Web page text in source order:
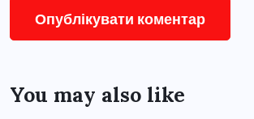
You may also like